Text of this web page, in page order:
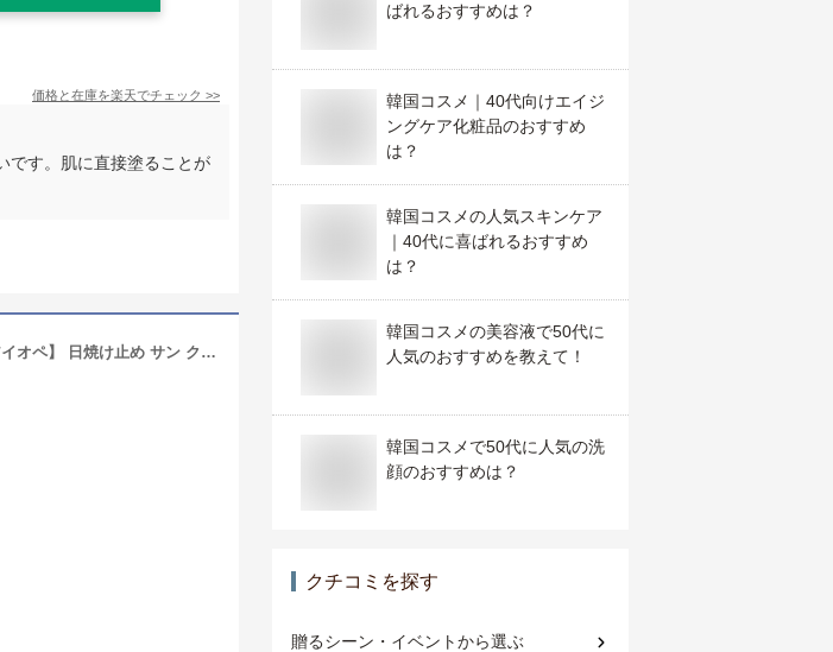
価格と在庫を楽天でチェック >>
です。肌に直接塗ることが
【IOPE 公式】UV シールド サンスティック SPF50+ / PA++++ 20g【アイオペ】 日焼け止め サン クリーム スティック タイプ UVカット 対策 ウォーター プルーフ ビタミン スキンケア 韓国 コスメ アモーレパシフィック 美容 アウトドア
ばれるおすすめは？
韓国コスメ｜40代向けエイジ
ングケア化粧品のおすすめ
は？
韓国コスメの人気スキンケア
｜40代に喜ばれるおすすめ
は？
韓国コスメの美容液で50代に
人気のおすすめを教えて！
韓国コスメで50代に人気の洗
顔のおすすめは？
クチコミを探す
贈るシーン・イベントから選ぶ